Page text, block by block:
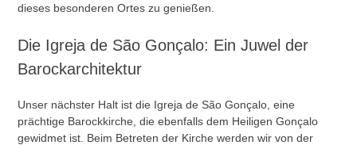
dieses besonderen Ortes zu genießen.
Die Igreja de São Gonçalo: Ein Juwel der
Barockarchitektur
Unser nächster Halt ist die Igreja de São Gonçalo, eine
prächtige Barockkirche, die ebenfalls dem Heiligen Gonçalo
gewidmet ist. Beim Betreten der Kirche werden wir von der